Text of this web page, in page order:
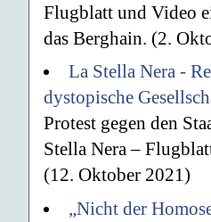
Flugblatt und Video
das Berghain. (2.
La Stella Nera -
dystopische
Protest gegen den
Stella Nera –
(12. Oktober 2021)
„Nicht der